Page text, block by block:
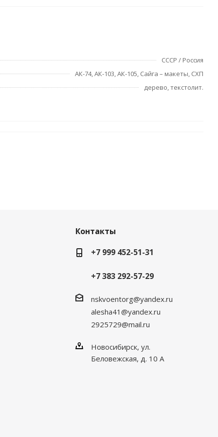
СССР / Россия
АК-74, АК-103, АК-105, Сайга – макеты, СХП
дерево, текстолит.
Контакты
+7 999 452-51-31
+7 383 292-57-29
nskvoentorg@yandex.ru
alesha41@yandex.ru
2925729@mail.ru
Новосибирск, ул.
Беловежская, д. 10 А